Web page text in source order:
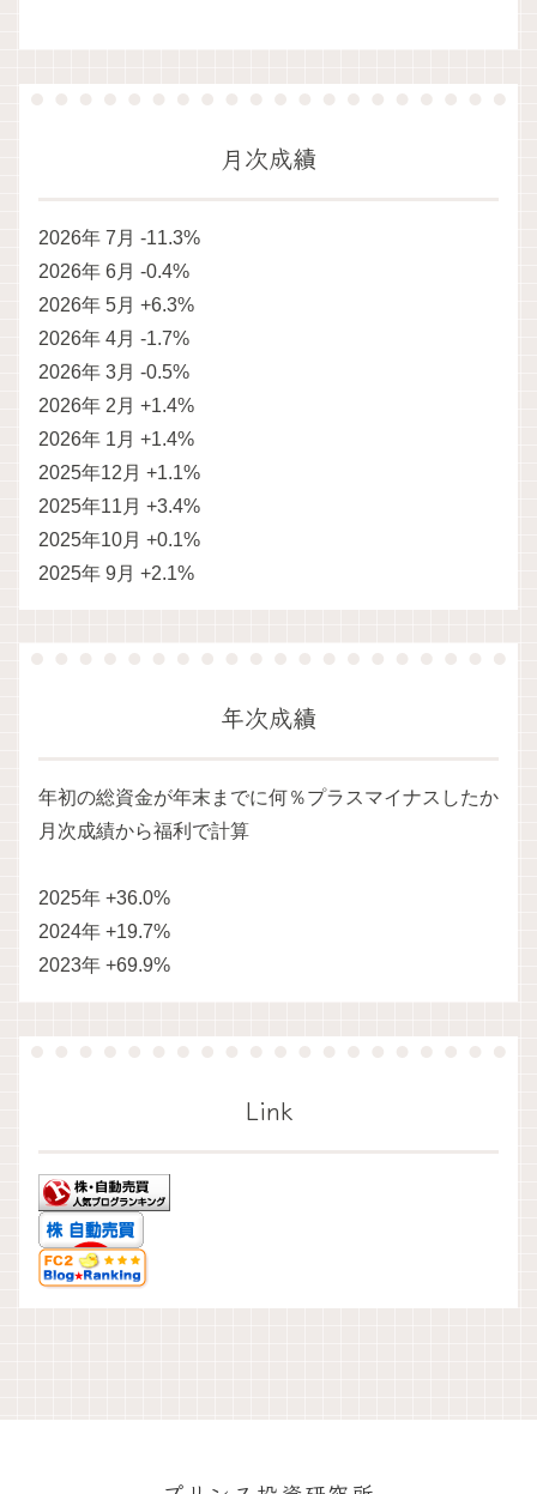
月次成績
2026年 7月 -11.3%
2026年 6月 -0.4%
2026年 5月 +6.3%
2026年 4月 -1.7%
2026年 3月 -0.5%
2026年 2月 +1.4%
2026年 1月 +1.4%
2025年12月 +1.1%
2025年11月 +3.4%
2025年10月 +0.1%
2025年 9月 +2.1%
年次成績
年初の総資金が年末までに何％プラスマイナスしたか
月次成績から福利で計算
2025年 +36.0%
2024年 +19.7%
2023年 +69.9%
Link